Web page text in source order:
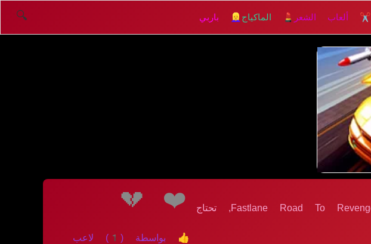
✂️ ألعاب الشعر 💄 الماكياج 👱‍♀️ باربي 🔍
❤️
💔
👍 بواسطة (1) لاعب
الانتقام علي طريق الخط السريع اون لاين! في هذه اللعبة Fastlane Road To Revenge Online, تحتاج